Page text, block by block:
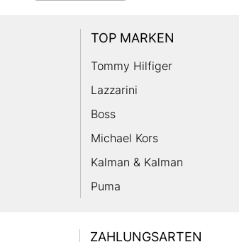
TOP MARKEN
Tommy Hilfiger
Lazzarini
Boss
Michael Kors
Kalman & Kalman
Puma
ZAHLUNGSARTEN